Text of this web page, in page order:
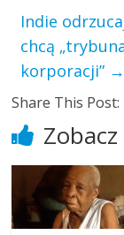
Indie
chcą
korporacji” →
Share This Post: